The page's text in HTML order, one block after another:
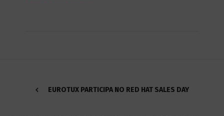
EUROTUX PARTICIPA NO RED HAT SALES DAY